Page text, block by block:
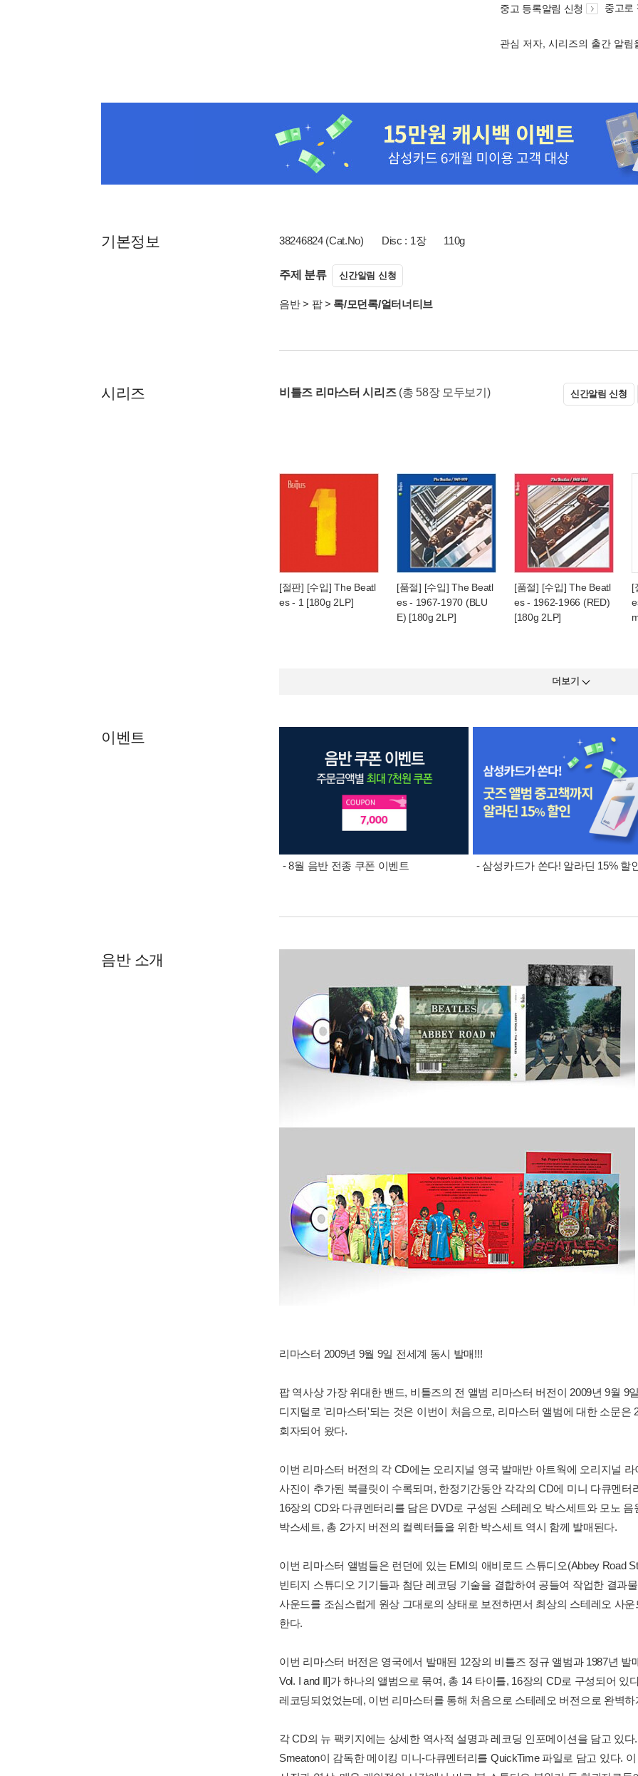
중고 등록알림 신청 중고로
관심 저자, 시리즈의 출간 알림
기본정보 38246824 (Cat.No) Disc : 1장 110g
주제 분류 신간알림 신청
음반> 팝> 록/모던록/얼터너티브
시리즈 비틀즈 리마스터 시리즈 (총 58장 모두보기) 신간알림 신청
[절판] [수입] The Beatl
es - 1 [180g 2LP]
[품절] [수입] The Beatl
es - 1967-1970 (BLU
E) [180g 2LP]
[품절] [수입] The Beatl
es - 1962-1966 (RED)
[180g 2LP]
[
더보기
이벤트
- 8월 음반 전종 쿠폰 이벤트 - 삼성카드가 쏜다! 알라딘 15% 할
음반 소개
리마스터 2009년 9월 9일 전세계 동시 발매!!!
팝 역사상 가장 위대한 밴드, 비틀즈의 전 앨범 리마스터 버전이 2009년 9월 9
디지털로 '리마스터'되는 것은 이번이 처음으로, 리마스터 앨범에 대한 소문은
회자되어 왔다.
이번 리마스터 버전의 각 CD에는 오리지널 영국 발매반 아트웍에 오리지널
사진이 추가된 북클릿이 수록되며, 한정기간동안 각각의 CD에 미니 다큐멘터
16장의 CD와 다큐멘터리를 담은 DVD로 구성된 스테레오 박스세트와 모노
박스세트, 총 2가지 버전의 컬렉터들을 위한 박스세트 역시 함께 발매된다.
이번 리마스터 앨범들은 런던에 있는 EMI의 애비로드 스튜디오(Abbey Road
빈티지 스튜디오 기기들과 첨단 레코딩 기술을 결합하여 공들여 작업한 결과
사운드를 조심스럽게 원상 그대로의 상태로 보전하면서 최상의 스테레오 사
한다.
이번 리마스터 버전은 영국에서 발매된 12장의 비틀즈 정규 앨범과 1987년 발
Vol. I and II]가 하나의 앨범으로 묶여, 총 14 타이틀, 16장의 CD로 구성되어
레코딩되었었는데, 이번 리마스터를 통해 처음으로 스테레오 버전으로 완벽
각 CD의 뉴 팩키지에는 상세한 역사적 설명과 레코딩 인포메이션을 담고 있
Smeaton이 감독한 메이킹 미니-다큐멘터리를 QuickTime 파일로 담고 있다.